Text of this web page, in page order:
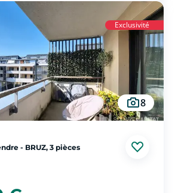
indépendant.
donnant sur l'intérieur de la résidence.
le tout.
et Garantie bonne fin (voir conditions en
: 158 kWhep/m2.an, Classe énergie : C.
de 39 lots dont 16 lots principaux.
part du budget prévisionnel
courantes : 1018.94 euros / an.
risques auxquels ce bien est exposé sont
Géorisques : www.georisques.gouv.fr
Exclusivité
8
- BRUZ, 3 pièces